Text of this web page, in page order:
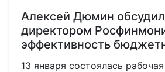
Алексей Дюмин
директором
эффективность
13 января состоялась